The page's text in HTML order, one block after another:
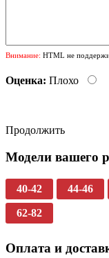
Внимание: HTML не
Оценка: Плохо
Продолжить
Модели вашего
40-42 44-46
62-82
Оплата и